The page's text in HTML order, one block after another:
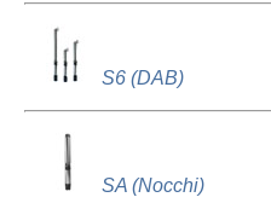
S6 (DAB)
SA (Nocchi)